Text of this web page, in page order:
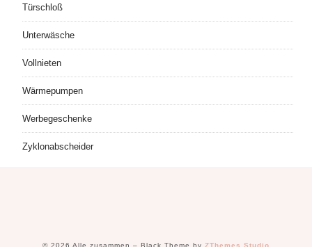
Türschloß
Unterwäsche
Vollnieten
Wärmepumpen
Werbegeschenke
Zyklonabscheider
© 2026 Alle zusammen – Black Theme by ZThemes Studio